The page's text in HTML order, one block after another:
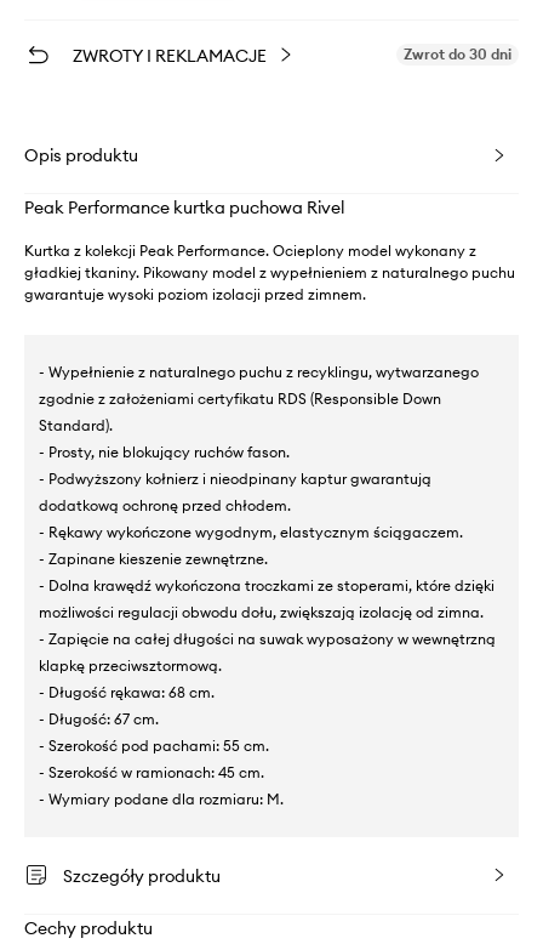
ZWROTY I REKLAMACJE Zwrot do 30 dni
Opis produktu
Peak Performance kurtka puchowa Rivel
Kurtka z kolekcji Peak Performance. Ocieplony model wykonany z
gładkiej tkaniny. Pikowany model z wypełnieniem z naturalnego puchu
gwarantuje wysoki poziom izolacji przed zimnem.
- Wypełnienie z naturalnego puchu z recyklingu, wytwarzanego
zgodnie z założeniami certyfikatu RDS (Responsible Down
Standard).
- Prosty, nie blokujący ruchów fason.
- Podwyższony kołnierz i nieodpinany kaptur gwarantują
dodatkową ochronę przed chłodem.
- Rękawy wykończone wygodnym, elastycznym ściągaczem.
- Zapinane kieszenie zewnętrzne.
- Dolna krawędź wykończona troczkami ze stoperami, które dzięki
możliwości regulacji obwodu dołu, zwiększają izolację od zimna.
- Zapięcie na całej długości na suwak wyposażony w wewnętrzną
klapkę przeciwsztormową.
- Długość rękawa: 68 cm.
- Długość: 67 cm.
- Szerokość pod pachami: 55 cm.
- Szerokość w ramionach: 45 cm.
- Wymiary podane dla rozmiaru: M.
Szczegóły produktu
Cechy produktu